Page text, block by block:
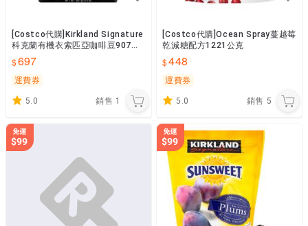
[Costco代購]Kirkland Signature
科克蘭有機衣索匹亞咖啡豆907公
克697
運費券
5.0 銷售 1
[Costco代購]Ocean Spray蔓越莓
乾減糖配方1221公克
448
運費券
5.0 銷售 5